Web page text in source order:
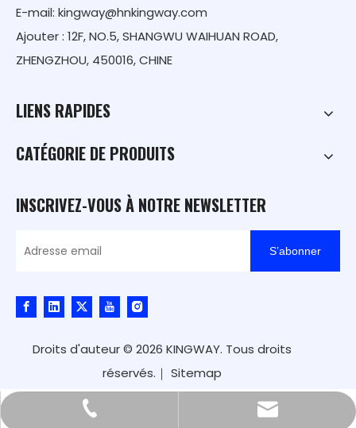
E-mail: kingway@hnkingway.com
Ajouter : 12F, NO.5, SHANGWU WAIHUAN ROAD,
ZHENGZHOU, 450016, CHINE
LIENS RAPIDES
CATÉGORIE DE PRODUITS
INSCRIVEZ-VOUS À NOTRE NEWSLETTER
S’abonner
Droits d'auteur © 2026 KINGWAY. Tous droits
réservés.｜ Sitemap